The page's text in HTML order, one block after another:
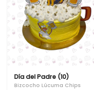
Día del Padre (10)
Bizcocho Lúcuma Chips